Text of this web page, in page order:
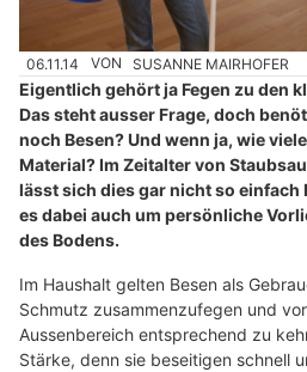
06.11.14 VON SUSANNE MAIRHOFER
Eigentlich gehört ja Fegen zu den
Das steht ausser Frage, doch
noch Besen? Und wenn ja, wie
Material? Im Zeitalter von
lässt sich dies gar nicht so
es dabei auch um persönliche
des Bodens.
Im Haushalt gelten Besen als
Schmutz zusammenzufegen und
Aussenbereich entsprechend zu
Stärke, denn sie beseitigen schnell